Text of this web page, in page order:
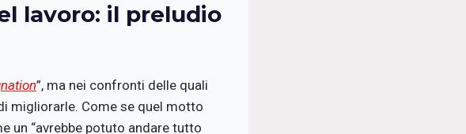
lavoro: il preludio
”, ma nei confronti delle quali
migliorarle. Come se quel motto
un “avrebbe potuto andare tutto